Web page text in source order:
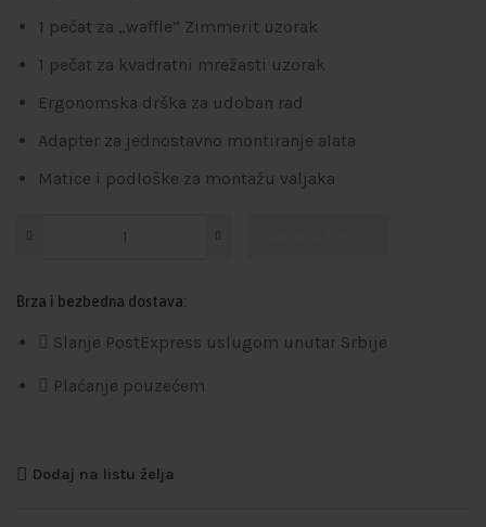
1 pečat za „waffle“ Zimmerit uzorak
1 pečat za kvadratni mrežasti uzorak
Ergonomska drška za udoban rad
Adapter za jednostavno montiranje alata
Matice i podloške za montažu valjaka
Brza i bezbedna dostava:
Slanje PostExpress uslugom unutar Srbije
Plaćanje pouzećem
Dodaj na listu želja